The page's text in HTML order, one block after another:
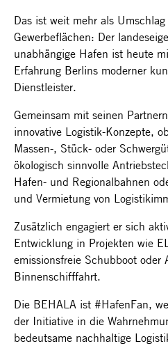
Das ist weit mehr als
Gewerbeflächen: Der
unabhängige Hafen ist heute
Erfahrung Berlins moderner
Dienstleister.
Gemeinsam mit seinen
innovative Logistik-Konzepte,
Massen-, Stück- oder
ökologisch sinnvolle
Hafen- und Regionalbahnen
und Vermietung von
Zusätzlich engagiert er sich
Entwicklung in Projekten wie
emissionsfreie Schubboot oder
Binnenschifffahrt.
Die BEHALA ist #HafenFan,
der Initiative in die
bedeutsame nachhaltige